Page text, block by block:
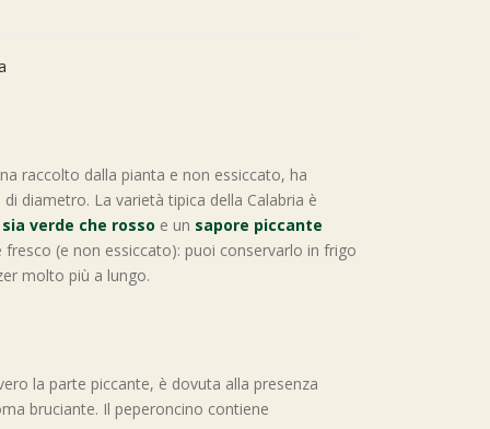
raccolto dalla pianta e non essiccato, ha
di diametro. La varietà tipica della Calabria è
sia verde che rosso e un sapore piccante
(e non essiccato): puoi conservarlo in frigo
molto più a lungo.
la parte piccante, è dovuta alla presenza
bruciante. Il peperoncino contiene